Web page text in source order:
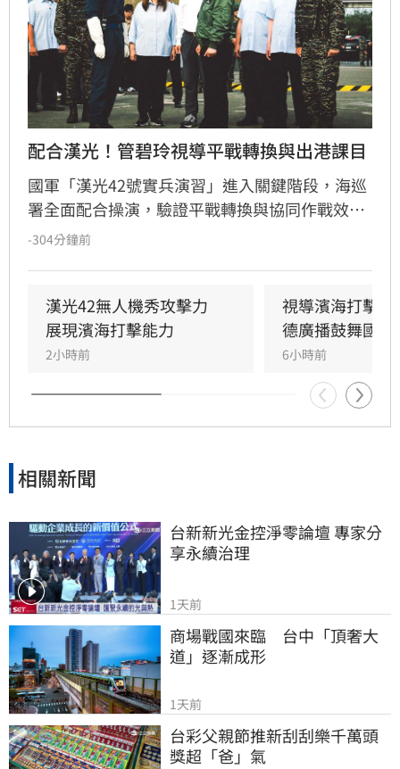
配合漢光！管碧玲視導平戰轉換與出港課目
國軍「漢光42號實兵演習」進入關鍵階段，海巡
署全面配合操演，驗證平戰轉換與協同作戰效
能。海委會主委管碧玲親赴台北港與左營軍港視
-304分鐘前
漢光42無人機秀攻擊力
展現濱海打擊能力
2小時前
視導濱海打擊
德廣播鼓舞國軍
6小時前
相關新聞
台新新光金控淨零論壇 專家分
享永續治理
1天前
商場戰國來臨　台中「頂奢大
道」逐漸成形
1天前
台彩父親節推新刮刮樂千萬頭
獎超「爸」氣